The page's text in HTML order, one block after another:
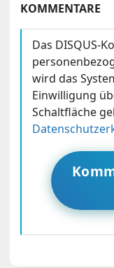
KOMMENTARE
Das DISQUS-
wird das
Einwilligung
Schaltfläche